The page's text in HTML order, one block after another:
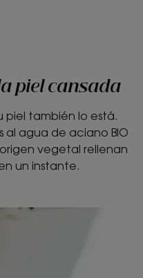
piel cansada
piel también lo está.
al agua de aciano BIO
vegetal rellenan
un instante.